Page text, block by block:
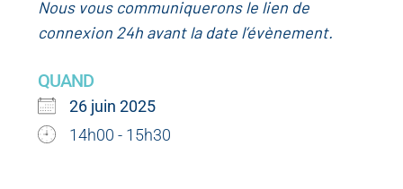
Nous vous communiquerons le lien de
connexion 24h avant la date l’évènement.
QUAND
26 juin 2025
14h00 - 15h30